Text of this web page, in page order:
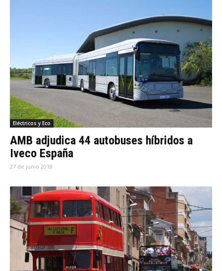
Eléctricos y Eco
AMB adjudica 44 autobuses híbridos a
Iveco España
27 de junio 2018